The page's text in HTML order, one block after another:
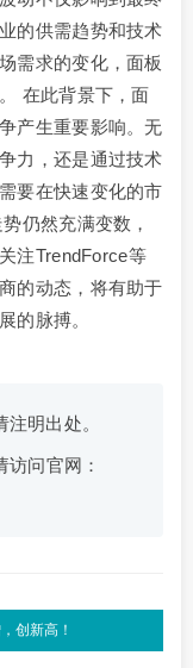
的供需趋势和技术
需求的变化，面板
在此背景下，面
产生重要影响。无
力，还是通过技术
要在快速变化的市
仍然充满变数，
注TrendForce等
的动态，将有助于
的脉搏。
明出处。
问官网：
创新高！